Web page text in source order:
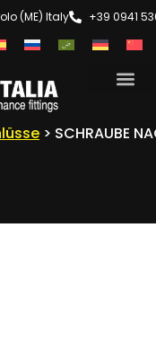
(ME) Italy +39 0941
> SCHRAUBE